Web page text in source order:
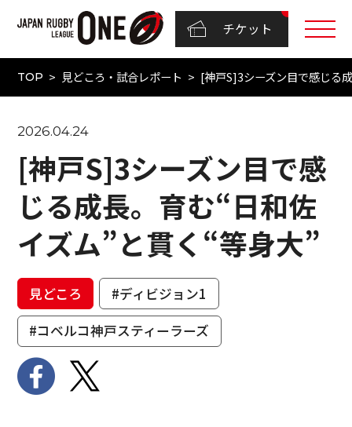
チケット
TOP 見どころ・試合レポート [神戸S]3シーズン目で感じる
2026.04.24
[神戸S]3シーズン目で感
じる成長。育む“日和佐
イズム”と貫く“等身大”
見どころ
#ディビジョン1
#コベルコ神戸スティーラーズ